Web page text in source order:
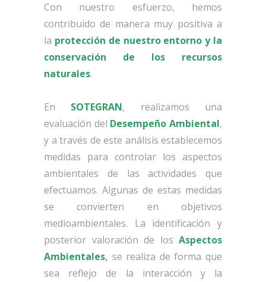
Con nuestro esfuerzo, hemos
contribuido de manera muy positiva a
la protección de nuestro entorno y la
conservación de los recursos
naturales.
En SOTEGRAN, realizamos una
evaluación del Desempeño Ambiental,
y a través de este análisis establecemos
medidas para controlar los aspectos
ambientales de las actividades que
efectuamos. Algunas de estas medidas
se convierten en objetivos
medioambientales. La identificación y
posterior valoración de los Aspectos
Ambientales, se realiza de forma que
sea reflejo de la interacción y la